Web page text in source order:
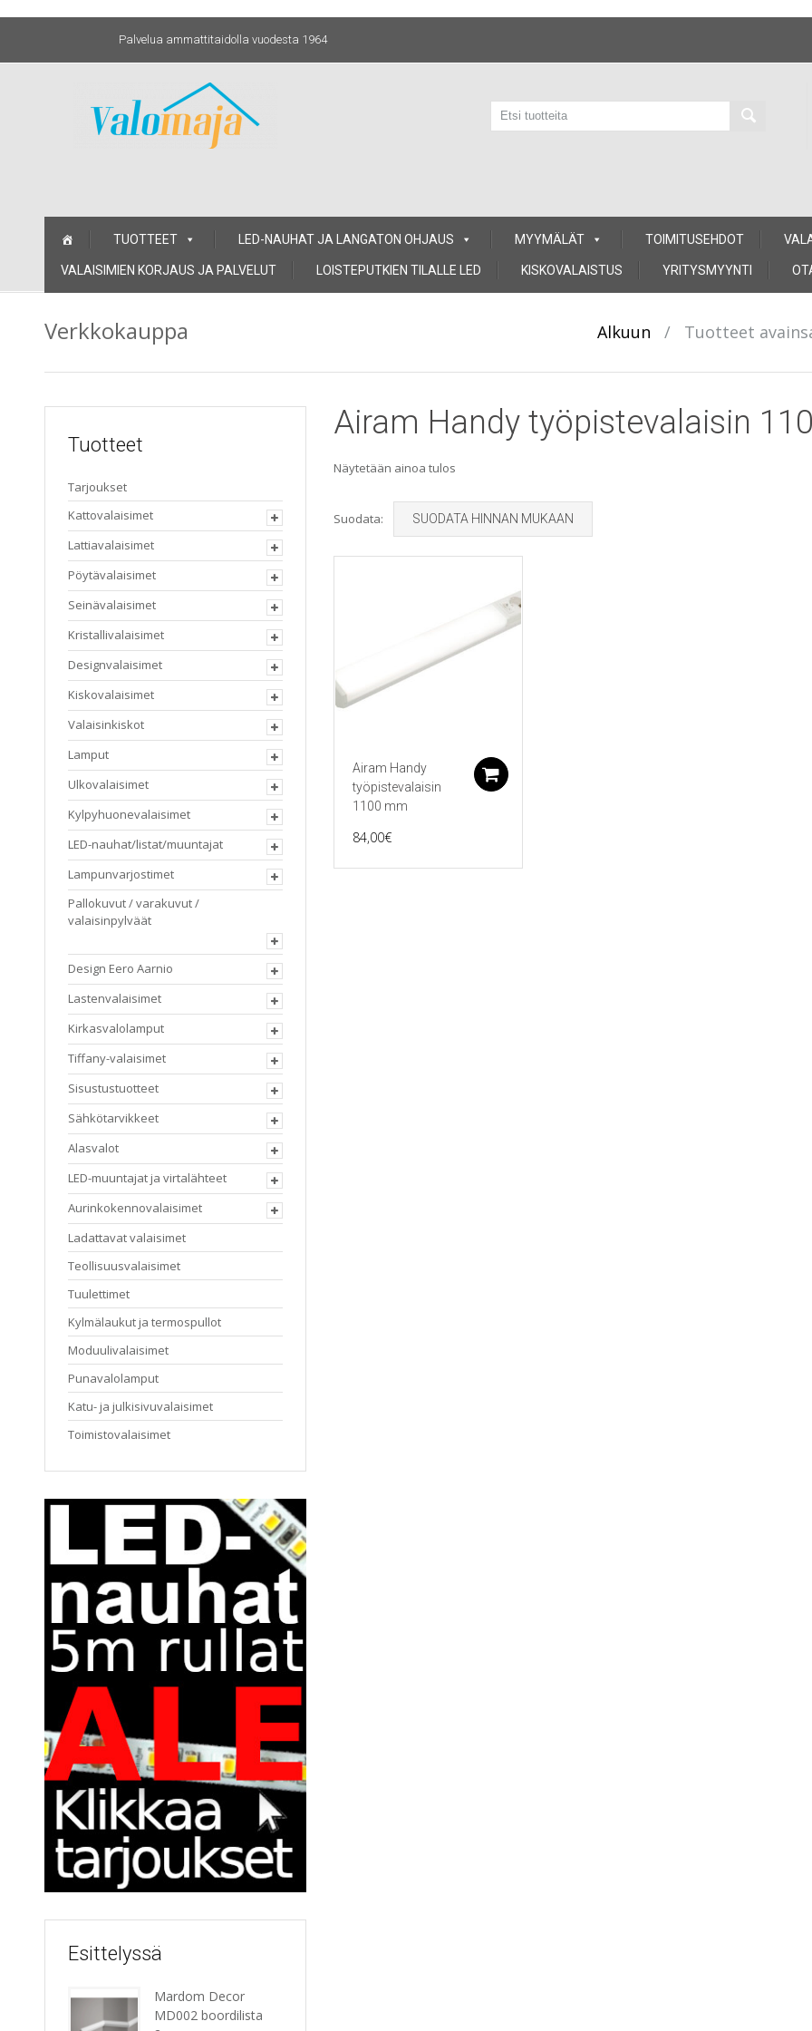
Palvelua ammattitaidolla vuodesta 1964
TUOTTEET LED-NAUHAT JA LANGATON OHJAUS MYYMÄLÄT TOIMITUSEHDOT
VALAISIMIEN KORJAUS JA PALVELUT LOISTEPUTKIEN TILALLE LED KISKOVALAISTUS YRITYSMYYNTI
Verkkokauppa Alkuun / Tuotteet
Airam Handy työpistevalaisin
Näytetään ainoa tulos
Suodata: SUODATA HINNAN MUKAAN
Airam Handy
työpistevalaisin
1100 mm
84,00€
Tuotteet
Tarjoukset
Kattovalaisimet
Lattiavalaisimet
Pöytävalaisimet
Seinävalaisimet
Kristallivalaisimet
Designvalaisimet
Kiskovalaisimet
Valaisinkiskot
Lamput
Ulkovalaisimet
Kylpyhuonevalaisimet
LED-nauhat/listat/muuntajat
Lampunvarjostimet
Pallokuvut / varakuvut /
valaisinpylväät
Design Eero Aarnio
Lastenvalaisimet
Kirkasvalolamput
Tiffany-valaisimet
Sisustustuotteet
Sähkötarvikkeet
Alasvalot
LED-muuntajat ja virtalähteet
Aurinkokennovalaisimet
Ladattavat valaisimet
Teollisuusvalaisimet
Tuulettimet
Kylmälaukut ja termospullot
Moduulivalaisimet
Punavalolamput
Katu- ja julkisivuvalaisimet
Toimistovalaisimet
Esittelyssä
Mardom Decor
MD002 boordilista